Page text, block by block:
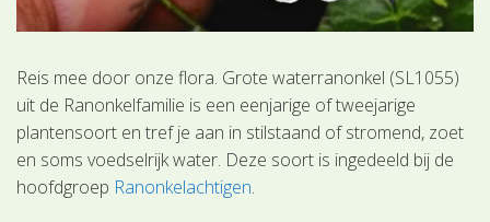
Reis mee door onze flora. Grote waterranonkel (SL1055)
uit de Ranonkelfamilie is een eenjarige of tweejarige
plantensoort en tref je aan in stilstaand of stromend, zoet
en soms voedselrijk water. Deze soort is ingedeeld bij de
hoofdgroep Ranonkelachtigen.